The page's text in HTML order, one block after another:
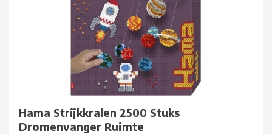
Hama Strijkkralen 2500 Stuks
Dromenvanger Ruimte